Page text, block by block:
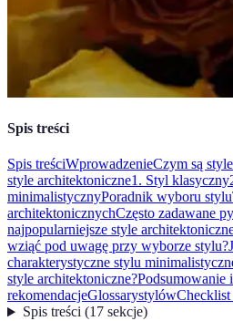
Spis treści
Spis treściWprowadzenieCzym są
style architektoniczne1. Styl klasyczny
minimalistycznyPoradnik wyboru stylu
architektonicznychCzęsto zadawane
najpopularniejsze style
wziąć pod uwagę przy wyborze stylu?
charakterystyczne stylu
style architektoniczne?Podsumowanie i
rekomendacjeGlossarystylówChecklist
Spis treści(17 sekcje)